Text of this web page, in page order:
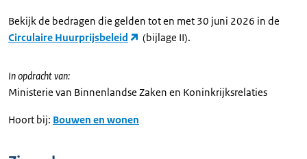
Bekijk de bedragen die gelden tot en met 30 juni 2026 in de
Circulaire Huurprijsbeleid
(bijlage II).
In opdracht van:
Ministerie van Binnenlandse Zaken en Koninkrijksrelaties
Hoort bij: Bouwen en wonen